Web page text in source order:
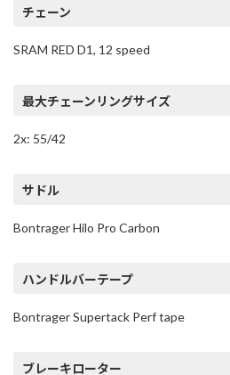
チェーン
SRAM RED D1, 12 speed
最大チェーンリングサイズ
2x: 55/42
サドル
Bontrager Hilo Pro Carbon
ハンドルバーテープ
Bontrager Supertack Perf tape
ブレーキローター